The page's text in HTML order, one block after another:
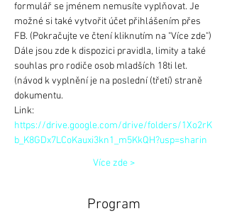
formulář se jménem nemusíte vyplňovat. Je
možné si také vytvořit účet přihlášením přes
FB. (Pokračujte ve čtení kliknutím na "Více zde")
Dále jsou zde k dispozici pravidla, limity a také
souhlas pro rodiče osob mladších 18ti let.
(návod k vyplnění je na poslední (třetí) straně
dokumentu.
Link:
https://drive.google.com/drive/folders/1Xo2rK
b_K8GDx7LCoKauxi3kn1_m5KkQH?usp=sharin
Více zde >
Program